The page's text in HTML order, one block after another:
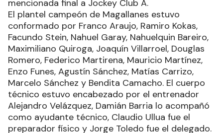
mencionada final a Jockey Club A.
El plantel campeón de Magallanes estuvo
conformado por Franco Araujo, Ramiro Kokas,
Facundo Stein, Nahuel Garay, Nahuelquin Bareiro,
Maximiliano Quiroga, Joaquín Villarroel, Douglas
Romero, Federico Martirena, Mauricio Martínez,
Enzo Funes, Agustín Sánchez, Matías Carrizo,
Marcelo Sánchez y Bendita Camacho. El cuerpo
técnico estuvo encabezado por el entrenador
Alejandro Velázquez, Damián Barria lo acompañó
como ayudante técnico, Claudio Ullua fue el
preparador físico y Jorge Toledo fue el delegado.